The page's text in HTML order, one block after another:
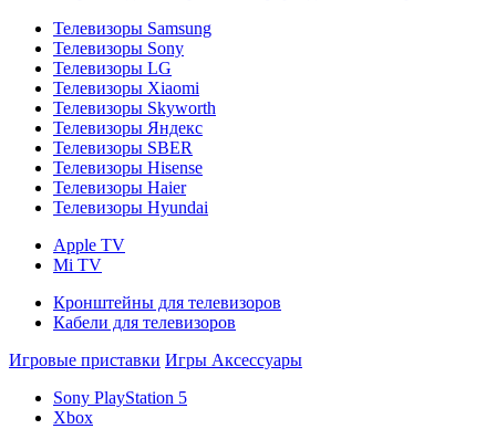
Телевизоры Samsung
Телевизоры Sony
Телевизоры LG
Телевизоры Xiaomi
Телевизоры Skyworth
Телевизоры Яндекс
Телевизоры SBER
Телевизоры Hisense
Телевизоры Haier
Телевизоры Hyundai
Apple TV
Mi TV
Кронштейны для телевизоров
Кабели для телевизоров
Игровые приставки Игры Аксессуары
Sony PlayStation 5
Xbox